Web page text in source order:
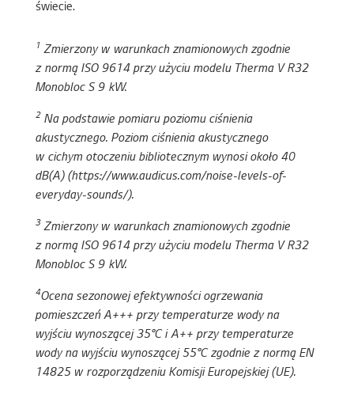
świecie.
1 Zmierzony w warunkach znamionowych zgodnie
z normą ISO 9614 przy użyciu modelu Therma V R32
Monobloc S 9 kW.
2 Na podstawie pomiaru poziomu ciśnienia
akustycznego. Poziom ciśnienia akustycznego
w cichym otoczeniu bibliotecznym wynosi około 40
dB(A) (https://www.audicus.com/noise-levels-of-
everyday-sounds/).
3 Zmierzony w warunkach znamionowych zgodnie
z normą ISO 9614 przy użyciu modelu Therma V R32
Monobloc S 9 kW.
4Ocena sezonowej efektywności ogrzewania
pomieszczeń A+++ przy temperaturze wody na
wyjściu wynoszącej 35°C i A++ przy temperaturze
wody na wyjściu wynoszącej 55°C zgodnie z normą EN
14825 w rozporządzeniu Komisji Europejskiej (UE).